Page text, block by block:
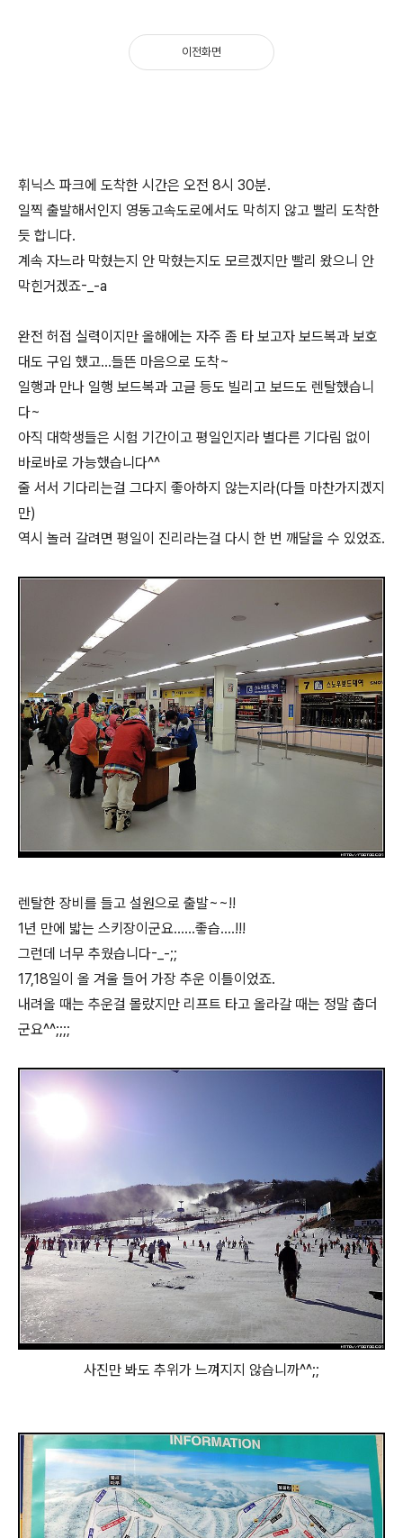
휘닉스 파크에 도착한 시간은 오전 8시 30분.
일찍 출발해서인지 영동고속도로에서도 막히지 않고 빨리 도착한
듯 합니다.
계속 자느라 막혔는지 안 막혔는지도 모르겠지만 빨리 왔으니 안
막힌거겠죠-_-a
완전 허접 실력이지만 올해에는 자주 좀 타 보고자 보드복과 보호
대도 구입 했고...들뜬 마음으로 도착~
일행과 만나 일행 보드복과 고글 등도 빌리고 보드도 렌탈했습니
다~
아직 대학생들은 시험 기간이고 평일인지라 별다른 기다림 없이
바로바로 가능했습니다^^
줄 서서 기다리는걸 그다지 좋아하지 않는지라(다들 마찬가지겠지
만)
역시 놀러 갈려면 평일이 진리라는걸 다시 한 번 깨달을 수 있었죠.
렌탈한 장비를 들고 설원으로 출발~~!!
1년 만에 밟는 스키장이군요......좋습....!!!
그런데 너무 추웠습니다-_-;;
17,18일이 올 겨울 들어 가장 추운 이틀이었죠.
내려올 때는 추운걸 몰랐지만 리프트 타고 올라갈 때는 정말 춥더
군요^^;;;;
사진만 봐도 추위가 느껴지지 않습니까^^;;